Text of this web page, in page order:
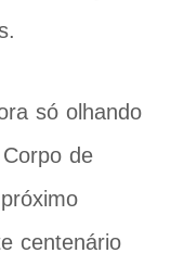
só olhando
de
centenário